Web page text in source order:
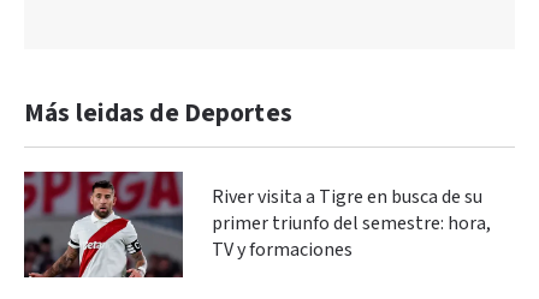
Más leidas de Deportes
River visita a Tigre en busca de su
primer triunfo del semestre: hora,
TV y formaciones